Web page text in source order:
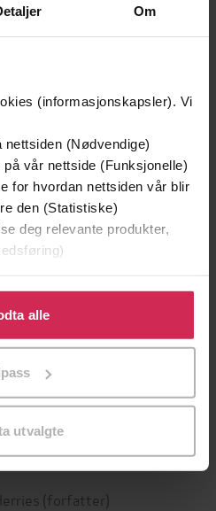
Om
(informasjonskapsler). Vi
(Nødvendige)
vår nettside (Funksjonelle)
for hvordan nettsiden vår blir
den (Statistiske)
deg relevante produkter,
gi oss ditt samtykke til å
formålene. Du kan også
formål ved å klikke
alle
utvalgte
229,-
EBOK
(forfatter)